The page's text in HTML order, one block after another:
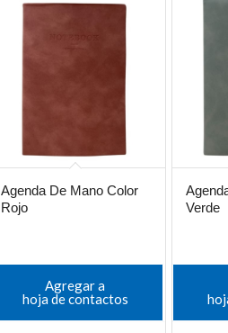
Agenda De Mano Color
Rojo
Agregar a
hoja de contactos
Verde